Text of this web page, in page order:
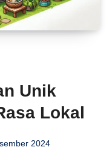
Unik
Lokal
2024